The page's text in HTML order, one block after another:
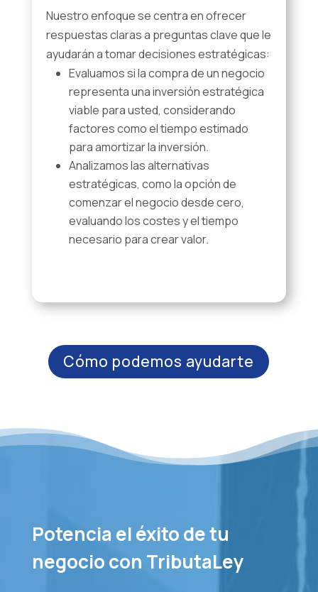
Nuestro enfoque se centra en ofrecer
respuestas claras a preguntas clave que le
ayudarán a tomar decisiones estratégicas:
Evaluamos si la compra de un negocio
representa una inversión estratégica
viable para usted, considerando
factores como el tiempo estimado
para amortizar la inversión.
Analizamos las alternativas
estratégicas, como la opción de
comenzar el negocio desde cero,
evaluando los costes y el tiempo
necesario para crear valor.
Cómo podemos ayudarte
Potencia el éxito de tu
negocio con TributaLey